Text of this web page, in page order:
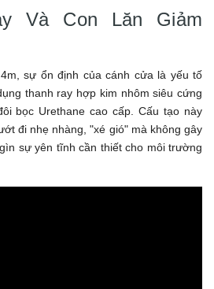
Và Con Lăn Giảm
sự ổn định của cánh cửa là yếu tố
thanh ray hợp kim nhôm siêu cứng
bọc Urethane cao cấp. Cấu tạo này
đi nhẹ nhàng, "xé gió" mà không gây
sự yên tĩnh cần thiết cho môi trường